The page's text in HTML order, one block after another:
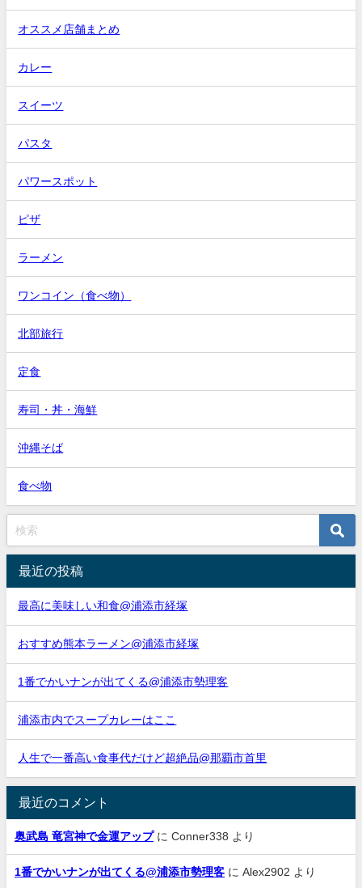
オススメ店舗まとめ
カレー
スイーツ
パスタ
パワースポット
ピザ
ラーメン
ワンコイン（食べ物）
北部旅行
定食
寿司・丼・海鮮
沖縄そば
食べ物
最近の投稿
最高に美味しい和食@浦添市経塚
おすすめ熊本ラーメン@浦添市経塚
1番でかいナンが出てくる@浦添市勢理客
浦添市内でスープカレーはここ
人生で一番高い食事代だけど超絶品@那覇市首里
最近のコメント
奥武島 竜宮神で金運アップに Conner338 より
1番でかいナンが出てくる@浦添市勢理客 に Alex2902 より